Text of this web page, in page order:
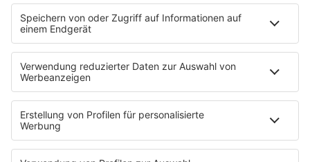
Hinweis: Wenn du etwas googelst, erscheint
neben den normalen Suchergebnissen auch eine
Box mit aktuellen News. Wenn du bigFM als
bevorzugte Quelle auswählst, werden dir unsere
Inhalte dort künftig häufiger angezeigt.
bigFM hier als bevorzugte Quelle hinzu.